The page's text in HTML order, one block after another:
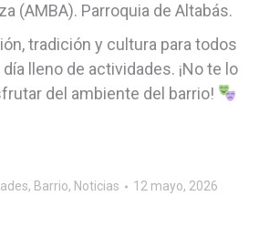
(AMBA). Parroquia de Altabás.
tradición y cultura para todos
lleno de actividades. ¡No te lo
del ambiente del barrio!
, Barrio, Noticias 12 mayo, 2026